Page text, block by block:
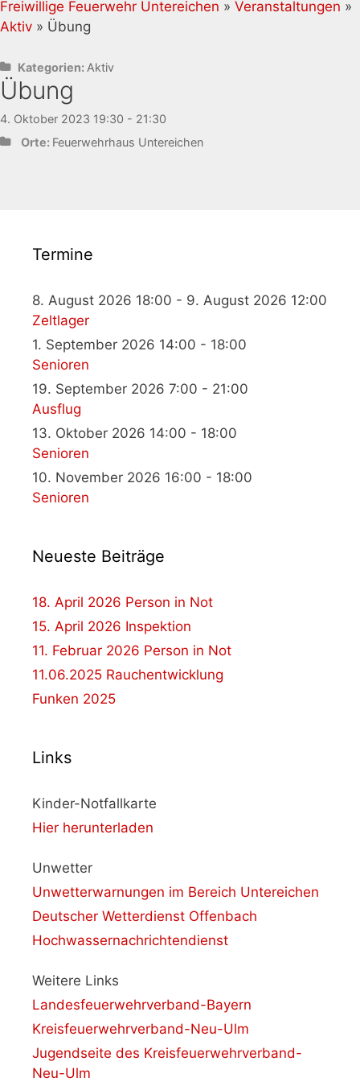
Freiwillige Feuerwehr Untereichen » Veranstaltungen »
Aktiv » Übung
Kategorien: Aktiv
Übung
4. Oktober 2023 19:30 - 21:30
Orte: Feuerwehrhaus Untereichen
Termine
8. August 2026 18:00 - 9. August 2026 12:00
Zeltlager
1. September 2026 14:00 - 18:00
Senioren
19. September 2026 7:00 - 21:00
Ausflug
13. Oktober 2026 14:00 - 18:00
Senioren
10. November 2026 16:00 - 18:00
Senioren
Neueste Beiträge
18. April 2026 Person in Not
15. April 2026 Inspektion
11. Februar 2026 Person in Not
11.06.2025 Rauchentwicklung
Funken 2025
Links
Kinder-Notfallkarte
Hier herunterladen
Unwetter
Unwetterwarnungen im Bereich Untereichen
Deutscher Wetterdienst Offenbach
Hochwassernachrichtendienst
Weitere Links
Landesfeuerwehrverband-Bayern
Kreisfeuerwehrverband-Neu-Ulm
Jugendseite des Kreisfeuerwehrverband-
Neu-Ulm